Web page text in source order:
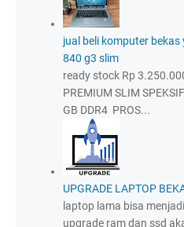
jual beli komputer
840 g3 slim
ready stock Rp
PREMIUM SLIM
GB DDR4 PROS...
UPGRADE LAPTOP
laptop lama bisa
upgrade ram dan ssd